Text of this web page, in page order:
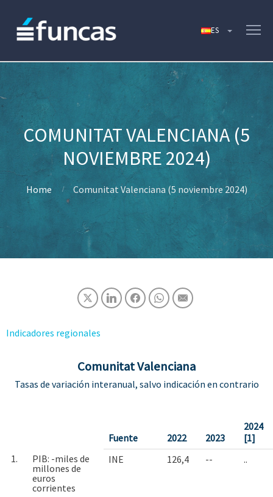
COMUNITAT VALENCIANA (5
NOVIEMBRE 2024)
Home Comunitat Valenciana (5 noviembre 2024)
Indicadores regionales
Comunitat Valenciana
Tasas de variación interanual, salvo indicación en contrario
Fuente 2022 2023
2024
[1]
1.
PIB: -miles de
millones de
euros
corrientes
INE 126,4 -- ..